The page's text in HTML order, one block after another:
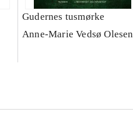
Gudernes tusmørke
Anne-Marie Vedsø Olesen